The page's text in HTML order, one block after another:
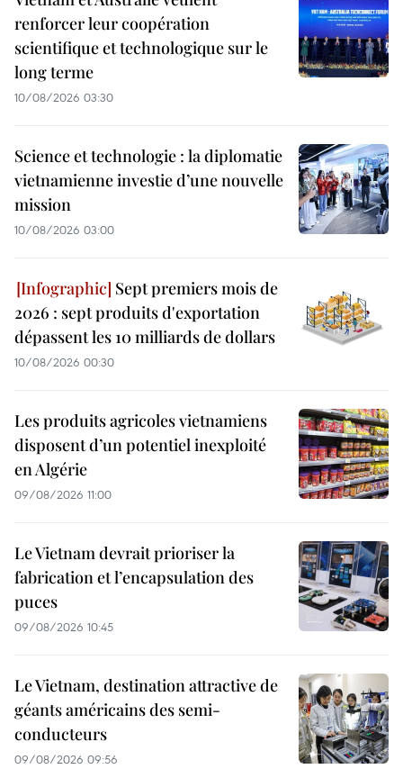
renforcer leur coopération
scientifique et technologique sur le
long terme
10/08/2026 03:30
Science et technologie : la diplomatie
vietnamienne investie d’une nouvelle
mission
10/08/2026 03:00
Sept premiers mois de
2026 : sept produits d'exportation
dépassent les 10 milliards de dollars
10/08/2026 00:30
Les produits agricoles vietnamiens
disposent d’un potentiel inexploité
en Algérie
09/08/2026 11:00
Le Vietnam devrait prioriser la
fabrication et l’encapsulation des
puces
09/08/2026 10:45
Le Vietnam, destination attractive de
géants américains des semi-
conducteurs
09/08/2026 09:56